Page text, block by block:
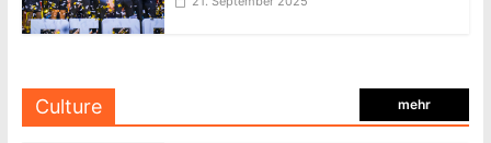
Culture mehr